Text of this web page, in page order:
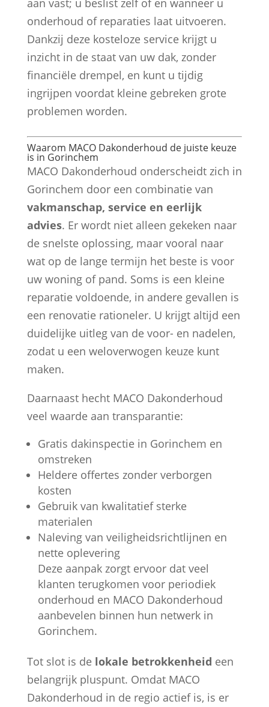
aan vast; u beslist zelf of en wanneer u
onderhoud of reparaties laat uitvoeren.
Dankzij deze kosteloze service krijgt u
inzicht in de staat van uw dak, zonder
financiële drempel, en kunt u tijdig
ingrijpen voordat kleine gebreken grote
problemen worden.
Waarom MACO Dakonderhoud de juiste keuze
is in Gorinchem
MACO Dakonderhoud onderscheidt zich in
Gorinchem door een combinatie van
vakmanschap, service en eerlijk
advies. Er wordt niet alleen gekeken naar
de snelste oplossing, maar vooral naar
wat op de lange termijn het beste is voor
uw woning of pand. Soms is een kleine
reparatie voldoende, in andere gevallen is
een renovatie rationeler. U krijgt altijd een
duidelijke uitleg van de voor- en nadelen,
zodat u een weloverwogen keuze kunt
maken.
Daarnaast hecht MACO Dakonderhoud
veel waarde aan transparantie:
Gratis dakinspectie in Gorinchem en
omstreken
Heldere offertes zonder verborgen
kosten
Gebruik van kwalitatief sterke
materialen
Naleving van veiligheidsrichtlijnen en
nette oplevering
Deze aanpak zorgt ervoor dat veel
klanten terugkomen voor periodiek
onderhoud en MACO Dakonderhoud
aanbevelen binnen hun netwerk in
Gorinchem.
Tot slot is de lokale betrokkenheid een
belangrijk pluspunt. Omdat MACO
Dakonderhoud in de regio actief is, is er